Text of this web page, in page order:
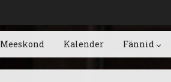
Meeskond Kalender Fännid